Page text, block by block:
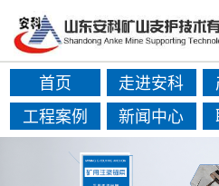
首页 走进安科
工程案例
新闻中心